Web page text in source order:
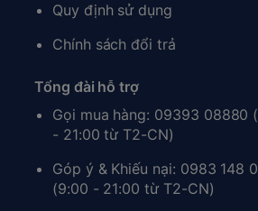
Quy định sử dụng
Chính sách đổi trả
Tổng đài hỗ trợ
Gọi mua hàng: 09393 08880
- 21:00 từ T2-CN)
Góp ý & Khiếu nại: 0983 148
(9:00 - 21:00 từ T2-CN)